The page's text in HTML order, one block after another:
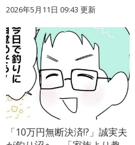
2026年5月11日 09:43 更新
「10万円無断決済!?」誠実夫